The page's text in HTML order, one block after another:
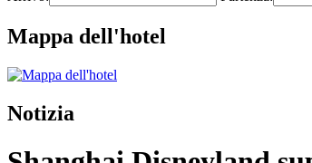
Mappa dell'hotel
Notizia